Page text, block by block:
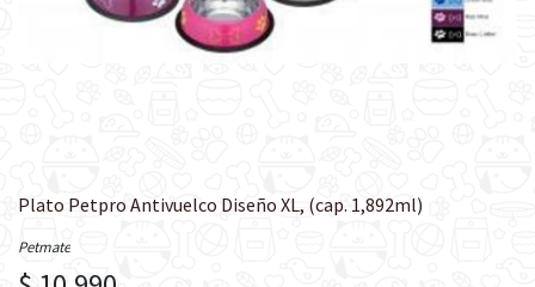
Plato Petpro Antivuelco Diseño XL, (cap. 1,892ml)
Petmate